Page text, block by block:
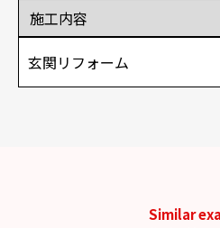
施工内容
玄関リフォーム
Similar